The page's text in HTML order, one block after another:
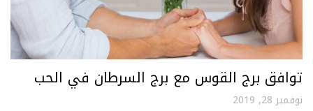
توافق برج القوس مع برج السرطان في الحب
نوفمبر 28, 2019